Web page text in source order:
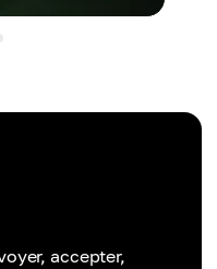
accepter,